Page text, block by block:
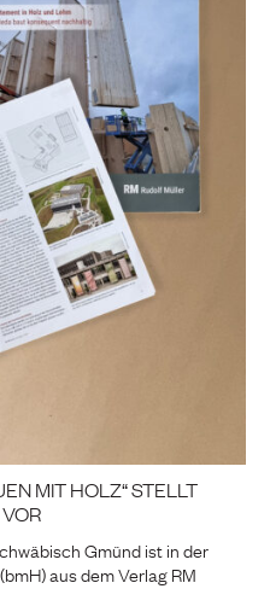
MIT HOLZ“ STELLT
Gmünd ist in der
aus dem Verlag RM